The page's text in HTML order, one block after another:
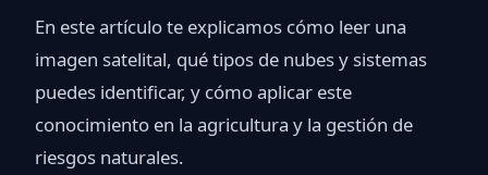
En este artículo te explicamos cómo leer una
imagen satelital, qué tipos de nubes y sistemas
puedes identificar, y cómo aplicar este
conocimiento en la agricultura y la gestión de
riesgos naturales.